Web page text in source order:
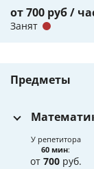
от 700 руб /
Занят
Предметы
У репетитора
60 мин:
от 700руб.